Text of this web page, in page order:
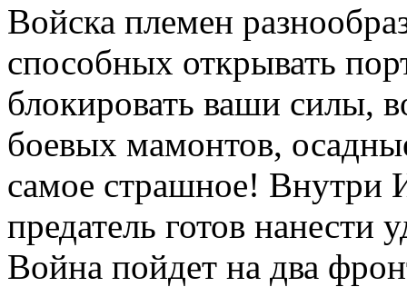
Войска племен
способных открывать
блокировать ваши силы,
боевых мамонтов,
самое страшное! Внутри
предатель готов
Война пойдет на два